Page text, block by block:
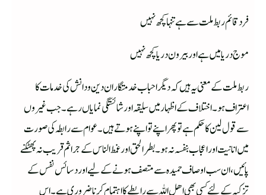
فرد قائم ربط ملت سے ہے تنہا کچھ نہیں
موج دریا میں ہے اوربیرون دریا کچھ نہیں
ربط ملت کے معنی یہ ہیں کہ دیگر احباب خدمتگاران دین و دانش کی خدمات کا
اعتراف ہو۔ اختلاف کے اظہار میں سلیقہ اور شائستگی نمایاں رہے ۔ جب غیروں
سے قول لین کا حکم ہےتو پھر اپنے تو اپنے ہوتے ہیں ۔ عوام سے رابطہ کی صورت
میں انانیت اور اعجاب بنفسہ نہ ہو ۔ بطر الحق اور غمط الناس کے جراثم قریب نہ پھٹکنے
پائیں، ان سب اوصاف حمیدہ سے متصف ہونے کے لیے اور دسائس نفس کے
تزکیہ کے لئے کسی بھی اھل اللہ سے رابطے کا اہتمام کرنا ضروری ہے ۔ اس